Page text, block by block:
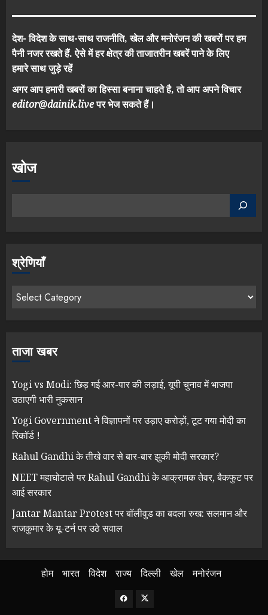
देश- विदेश के साथ-साथ राजनीति, खेल और मनोरंजन की खबरों पर हम
पैनी नजर रखते हैं. ऐसे में हर क्षेत्र की ताजातरीन खबरें पाने के लिए
हमारे साथ जुड़े रहें
अगर आप हमारी खबरों का हिस्सा बनाना चाहते है, तो आप अपने विचार
editor@dainik.liveपर भेज सकते हैं।
खोज
श्रेणियाँ
ताजा खबर
Yogi vs Modi: छिड़ गई आर-पार की लड़ाई, यूपी चुनाव में भाजपा
उठाएगी भारी नुकसान
Yogi Government ने विज्ञापनों पर उड़ाए करोड़ों, टूट गया मोदी का
रिकॉर्ड !
Rahul Gandhi के तीखे वार से बार-बार झुकी मोदी सरकार?
NEET महाघोटाले पर Rahul Gandhi के आक्रामक तेवर, बैकफुट पर
आई सरकार
Jantar Mantar Protest पर बॉलीवुड का बदला रुख: सलमान और
राजकुमार के यू-टर्न पर उठे सवाल
होम भारत विदेश राज्य दिल्ली खेल मनोरंजन
Facebook
Twitter